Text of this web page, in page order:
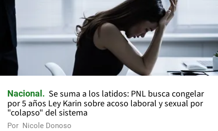
Nacional
Se suma a los latidos: PNL busca congelar
por 5 años Ley Karin sobre acoso laboral y sexual por
"colapso" del sistema
Por Nicole Donoso